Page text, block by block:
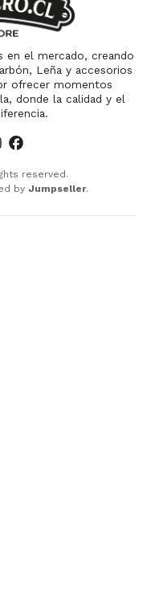
en el mercado, creando
Leña y accesorios
ofrecer momentos
donde la calidad y el
reserved.
by Jumpseller.